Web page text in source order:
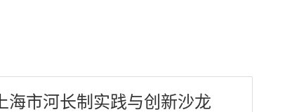
上海市河长制实践与创新沙龙